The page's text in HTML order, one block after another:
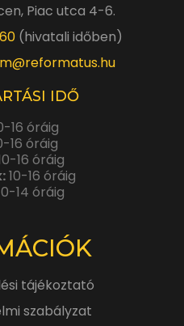
Piac utca 4-6.
(hivatali időben)
IDŐ
16 óráig
16 óráig
16 óráig
10-16 óráig
14 óráig
tájékoztató
szabályzat